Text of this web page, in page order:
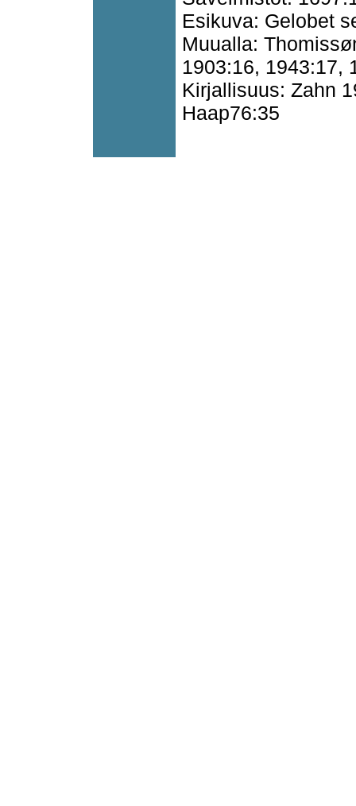
Esikuva: Gelobet
Muualla:
1903:16, 1943:17,
Kirjallisuus: Zahn
Haap76:35